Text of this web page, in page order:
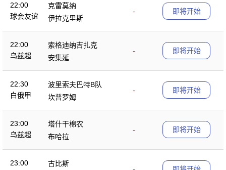
22:00
球会友谊
克雷莫纳
-
伊拉克里斯
即将开始
22:00
乌兹超
索格迪纳吉扎克
-
安集延
即将开始
22:30
白俄甲
波里索夫巴特B队
-
坎普罗姆
即将开始
23:00
乌兹超
塔什干棉农
-
布哈拉
即将开始
23:00
古比斯